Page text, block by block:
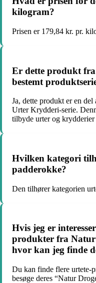
kilogram?
Prisen er 179,84 kr. pr.
Er dette produkt
bestemt
Ja, dette produkt er en
Urter Krydderi-serie.
tilbyde urter og
Hvilken kategori
padderokke?
Den tilhører kategorien
Hvis jeg er
produkter fra Natur
hvor kan jeg finde
Du kan finde flere urtete-
besøge deres “Natur